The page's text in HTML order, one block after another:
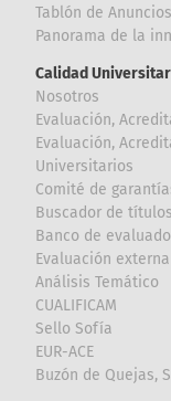
Tablón de Anuncios
Panorama de la
Calidad
Nosotros
Evaluación,
Evaluación,
Universitarios
Comité de
Buscador de títulos
Banco de
Evaluación externa
Análisis Temático
CUALIFICAM
Sello Sofía
EUR-ACE
Buzón de Quejas,